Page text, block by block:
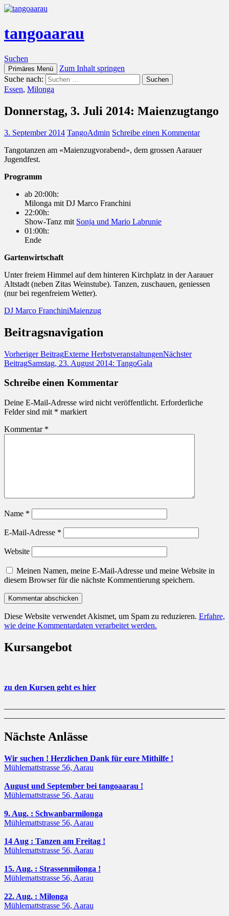
tangoaarau
Suchen
Primäres Menü
Zum Inhalt springen
Suche nach:
Essen, Milonga
Donnerstag, 3. Juli 2014: Maienzugtango
3. September 2014 TangoAdmin Schreibe einen Kommentar
Tangotanzen am «Maienzugvorabend», dem grossen Aarauer
Jugendfest.
Programm
ab 20:00h:
Milonga mit DJ Marco Franchini
22:00h:
Show-Tanz mit Sonja und Mario Labrunie
01:00h:
Ende
Gartenwirtschaft
Unter freiem Himmel auf dem hinteren Kirchplatz in der Aarauer
Altstadt (neben Zitas Weinstube). Tanzen, zuschauen, geniessen
(nur bei regenfreiem Wetter).
DJ Marco FranchiniMaienzug
Beitragsnavigation
Vorheriger BeitragExterne HerbstveranstaltungenNächster
BeitragSamstag, 23. August 2014: TangoGala
Schreibe einen Kommentar
Deine E-Mail-Adresse wird nicht veröffentlicht. Erforderliche
Felder sind mit * markiert
Kommentar *
Name *
E-Mail-Adresse *
Website
Meinen Namen, meine E-Mail-Adresse und meine Website in
diesem Browser für die nächste Kommentierung speichern.
Diese Website verwendet Akismet, um Spam zu reduzieren. Erfahre,
wie deine Kommentardaten verarbeitet werden.
Kursangebot
zu den Kursen geht es hier
Nächste Anlässe
Wir suchen ! Herzlichen Dank für eure Mithilfe !
Mühlemattstrasse 56, Aarau
August und September bei tangoaarau !
Mühlemattstrasse 56, Aarau
9. Aug. : Schwanbarmilonga
Mühlemattstrasse 56, Aarau
14 Aug : Tanzen am Freitag !
Mühlemattstrasse 56, Aarau
15. Aug. : Strassenmilonga !
Mühlemattstrasse 56, Aarau
22. Aug. : Milonga
Mühlemattstrasse 56, Aarau